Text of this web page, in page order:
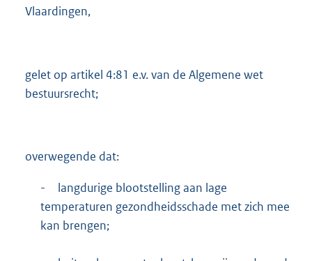
K
Vlaardingen,
gelet op artikel 4:81 e.v. van de Algemene wet
bestuursrecht;
overwegende dat:
-
langdurige blootstelling aan lage
temperaturen gezondheidsschade met zich mee
kan brengen;